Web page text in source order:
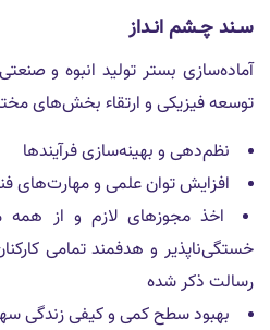
سـند چـشم انـداز
آماده‌سازى بستر توليد انبوه و
توسعه فيزيكى و ارتقاء بخش‌هاى
نظم‌دهى و بهينه‌سازى فرآيندها
افزايش توان علمى و مهارت‌هاى
اخذ مجوزهاى لازم و از
خستگى‌ناپذير و هدفمند تمامى
رسالت ذكر شده
بهبود سطح كمى و كيفى زندگى